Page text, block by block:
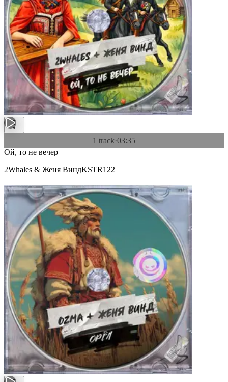
1 track·03:35
Ой, то не вечер
2Whales & Женя ВиндKSTR122